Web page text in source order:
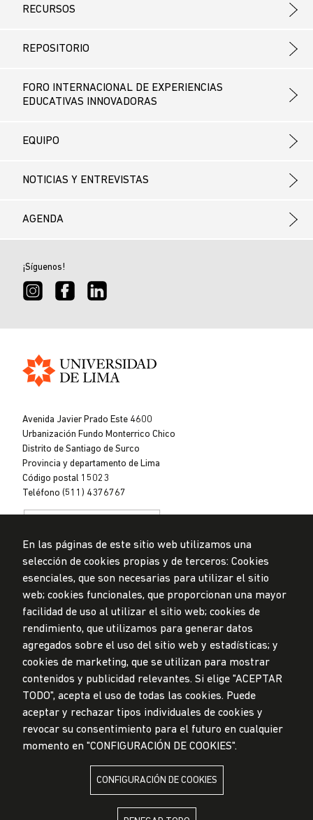
RECURSOS
REPOSITORIO
FORO INTERNACIONAL DE EXPERIENCIAS
EDUCATIVAS INNOVADORAS
EQUIPO
NOTICIAS Y ENTREVISTAS
AGENDA
¡Síguenos!
de
Lima
Avenida Javier Prado Este 4600
Urbanización Fundo Monterrico Chico
Distrito de Santiago de Surco
Provincia y departamento de Lima
Código postal 15023
Teléfono (511) 4376767
Privacidad de datos personales
Mesa de partes
© Universidad de Lima, 2024
Todos los derechos reservados
Diseñado porPartners
LA UNIVERSIDAD DE LIMA ES MIEMBRO DE
LA UNIVERSIDAD DE LIMA ESTÁ AFILIADA A
En las páginas de este sitio web utilizamos una
selección de cookies propias y de terceros: Cookies
esenciales, que son necesarias para utilizar el sitio
web; cookies funcionales, que proporcionan una mayor
facilidad de uso al utilizar el sitio web; cookies de
rendimiento, que utilizamos para generar datos
agregados sobre el uso del sitio web y estadísticas; y
cookies de marketing, que se utilizan para mostrar
contenidos y publicidad relevantes. Si elige "ACEPTAR
TODO", acepta el uso de todas las cookies. Puede
aceptar y rechazar tipos individuales de cookies y
revocar su consentimiento para el futuro en cualquier
momento en "CONFIGURACIÓN DE COOKIES".
CONFIGURACIÓN DE COOKIES